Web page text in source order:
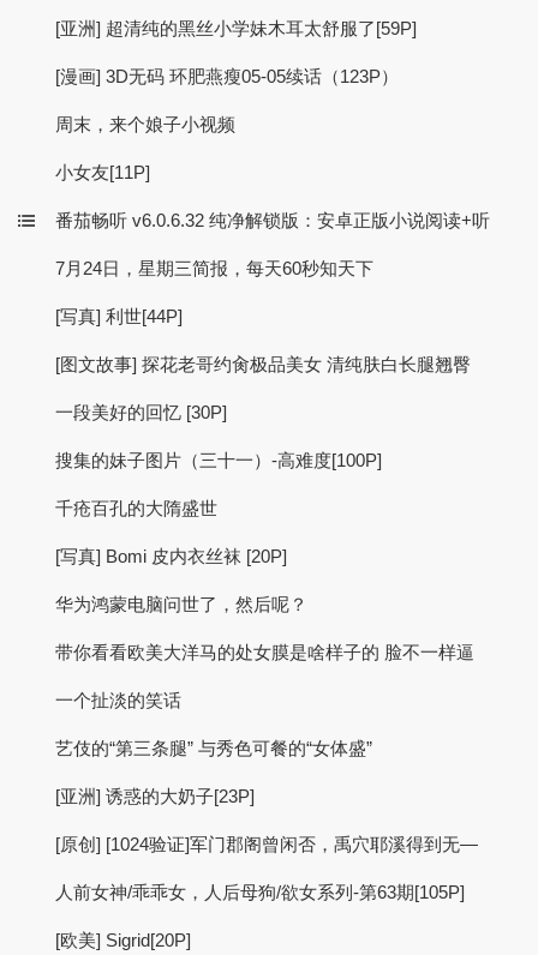
[亚洲] 超清纯的黑丝小学妹木耳太舒服了[59P]
[漫画] 3D无码 环肥燕瘦05-05续话（123P）
周末，来个娘子小视频
小女友[11P]
番茄畅听 v6.0.6.32 纯净解锁版：安卓正版小说阅读+听
7月24日，星期三简报，每天60秒知天下
[写真] 利世[44P]
[图文故事] 探花老哥约肏极品美女 清纯肤白长腿翘臀
一段美好的回忆 [30P]
搜集的妹子图片（三十一）-高难度[100P]
千疮百孔的大隋盛世
[写真] Bomi 皮内衣丝袜 [20P]
华为鸿蒙电脑问世了，然后呢？
带你看看欧美大洋马的处女膜是啥样子的 脸不一样逼
一个扯淡的笑话
艺伎的“第三条腿” 与秀色可餐的“女体盛”
[亚洲] 诱惑的大奶子[23P]
[原创] [1024验证]军门郡阁曾闲否，禹穴耶溪得到无—
人前女神/乖乖女，人后母狗/欲女系列-第63期[105P]
[欧美] Sigrid[20P]